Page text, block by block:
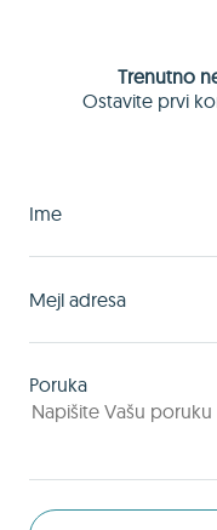
Trenutno
Ostavite prvi
Ime
Mejl adresa
Poruka